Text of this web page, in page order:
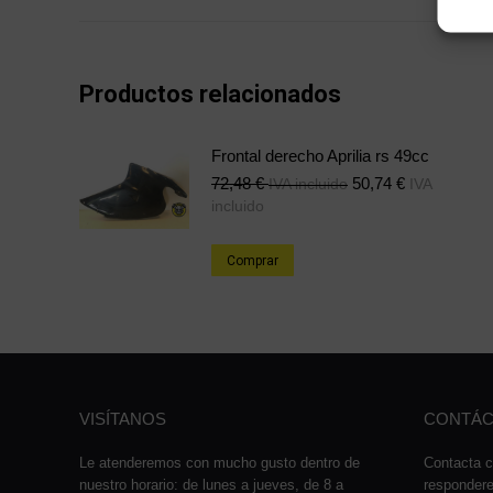
Productos relacionados
Frontal derecho Aprilia rs 49cc
72,48€ IVA incluido 50,74 € IVA
incluido
Comprar
VISÍTANOS
Le atenderemos con mucho gusto dentro de
nuestro horario: de lunes a jueves, de 8 a
Contacta